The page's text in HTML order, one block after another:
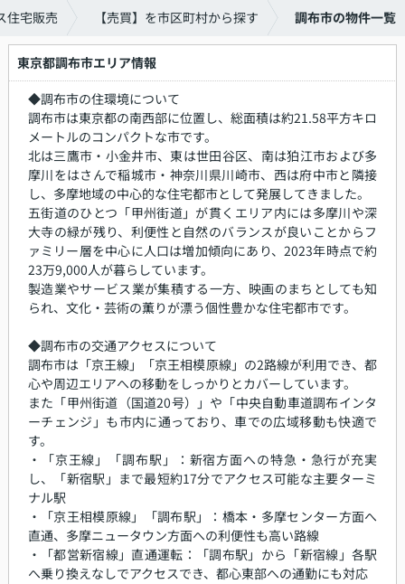
住宅販売 【売買】を市区町村から探す 調布市の物件一覧
東京都調布市エリア情報
◆調布市の住環境について
調布市は東京都の南西部に位置し、総面積は約21.58平方キロ
メートルのコンパクトな市です。
北は三鷹市・小金井市、東は世田谷区、南は狛江市および多
摩川をはさんで稲城市・神奈川県川崎市、西は府中市と隣接
し、多摩地域の中心的な住宅都市として発展してきました。
五街道のひとつ「甲州街道」が貫くエリア内には多摩川や深
大寺の緑が残り、利便性と自然のバランスが良いことからフ
ァミリー層を中心に人口は増加傾向にあり、2023年時点で約
23万9,000人が暮らしています。
製造業やサービス業が集積する一方、映画のまちとしても知
られ、文化・芸術の薫りが漂う個性豊かな住宅都市です。
◆調布市の交通アクセスについて
調布市は「京王線」「京王相模原線」の2路線が利用でき、都
心や周辺エリアへの移動をしっかりとカバーしています。
また「甲州街道（国道20号）」や「中央自動車道調布インタ
ーチェンジ」も市内に通っており、車での広域移動も快適で
す。
・「京王線」「調布駅」：新宿方面への特急・急行が充実
し、「新宿駅」まで最短約17分でアクセス可能な主要ターミ
ナル駅
・「京王相模原線」「調布駅」：橋本・多摩センター方面へ
直通、多摩ニュータウン方面への利便性も高い路線
・「都営新宿線」直通運転：「調布駅」から「新宿線」各駅
へ乗り換えなしでアクセスでき、都心東部への通勤にも対応